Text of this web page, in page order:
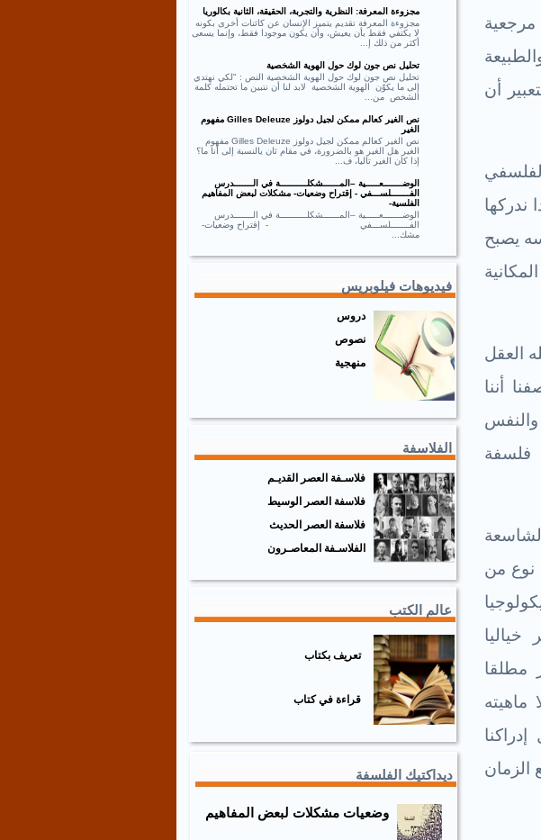
أن
ندركها
يصبح
العقل
أننا
فلسفة
نوع من
مطلقا
ماهيته
الزمان
مجزوءة المعرفة: النظرية والتجربة، الحقيقة، الثانية بكالوريا
مجزوءة المعرفة تقديم يتميز الإنسان عن كائنات أخرى بكونه
لا يكتفي فقط بأن يعيش، وأن يكون موجودا فقط، وإنما يسعى
أكثر من ذلك إ...
تحليل نص جون لوك حول الهوية الشخصية
تحليل نص جون لوك حول الهوية الشخصية النص : "لكي نهتدي
إلى ما يكوّن الهوية الشخصية لابد لنا أن نتبين ما تحتمله كلمة
الشخص من...
نص الغير كعالم ممكن لجيل دولوز Gilles Deleuze مفهوم
الغير
نص الغير كعالم ممكن لجيل دولوز Gilles Deleuze مفهوم
الغير هل الغير هو بالضرورة، في مقام ثان يالنسبة إلى أنا ما؟
إذا كان الغير تاليا، ف...
الوضـــــــعـــــية –المــــــشكلــــــــــة في الـــــــدرس
الفـــــــلســـفي - إقتراح وضعيات- مشكلات لبعض المفاهيم
الفلسية-
الوضـــــــعـــــية –المــــــشكلــــــــــة في الـــــــدرس
الفـــــــلســـفي - إقتراح وضعيات-
مشك...
فيديوهات فيلوبريس
دروس
نصوص
منهجية
الفلاسفة
فلاسـفة العصر القديـم
فلاسفة العصر الوسيط
فلاسفة العصر الحديث
الفلاسـفة المعاصـرون
عالم الكتب
تعريف بكتاب
قراءة في كتاب
ديداكتيك الفلسفة
وضعيات مشكلات لبعض المفاهيم